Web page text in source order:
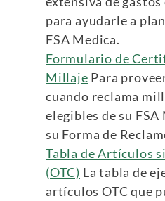
para ayudarle a
FSA Medica.
Formulario de
Millaje Para
cuando reclama
elegibles de su
su Forma de
Tabla de Artículos
(OTC) La tabla de
artículos OTC que